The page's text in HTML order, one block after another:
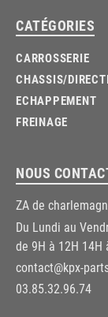
CATÉGORIES
CARROSSERIE
CHASSIS/
ECHAPPEMENT
FREINAGE
NOUS
ZA de
Du Lundi au
de 9H à 12H 14H
contact@kpx-
03.85.32.96.74